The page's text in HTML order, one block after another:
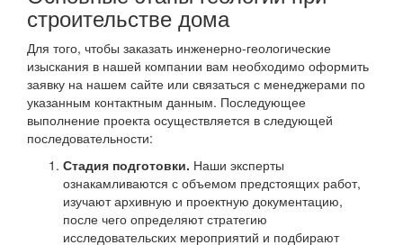
строительстве дома
Для того, чтобы заказать инженерно-геологические
изыскания в нашей компании вам необходимо оформить
заявку на нашем сайте или связаться с менеджерами по
указанным контактным данным. Последующее
выполнение проекта осуществляется в следующей
последовательности:
Стадия подготовки. Наши эксперты
ознакамливаются с объемом предстоящих работ,
изучают архивную и проектную документацию,
после чего определяют стратегию
исследовательских мероприятий и подбирают